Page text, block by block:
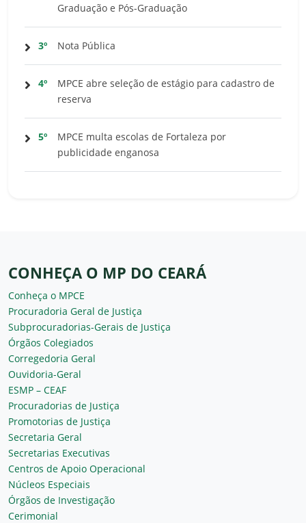
Graduação e Pós-Graduação
3º Nota Pública
4º
MPCE abre seleção de estágio para cadastro de
reserva
5º
MPCE multa escolas de Fortaleza por
publicidade enganosa
CONHEÇA O MP DO CEARÁ
Conheça o MPCE
Procuradoria Geral de Justiça
Subprocuradorias-Gerais de Justiça
Órgãos Colegiados
Corregedoria Geral
Ouvidoria-Geral
ESMP – CEAF
Procuradorias de Justiça
Promotorias de Justiça
Secretaria Geral
Secretarias Executivas
Centros de Apoio Operacional
Núcleos Especiais
Órgãos de Investigação
Cerimonial